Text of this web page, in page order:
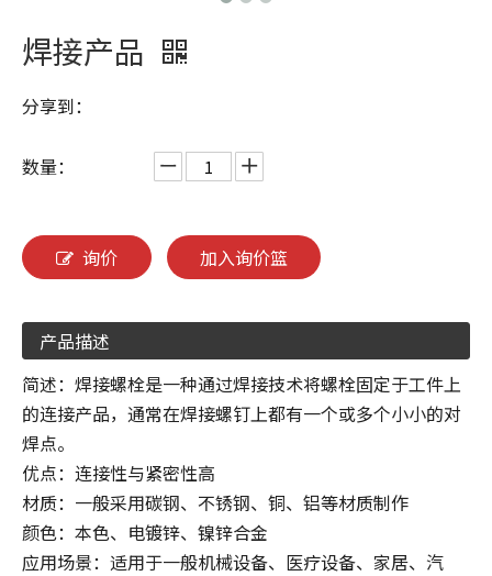
焊接产品
分享到：
数量：
询价 加入询价篮
产品描述
简述：焊接螺栓是一种通过焊接技术将螺栓固定于工件上
的连接产品，通常在焊接螺钉上都有一个或多个小小的对
焊点。
优点：连接性与紧密性高
材质：一般采用碳钢、不锈钢、铜、铝等材质制作
颜色：本色、电镀锌、镍锌合金
应用场景：适用于一般机械设备、医疗设备、家居、汽